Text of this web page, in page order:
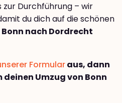
Durchführung – wir
du dich auf die schönen
nach Dordrecht
Formularaus, dann
Umzug von Bonn